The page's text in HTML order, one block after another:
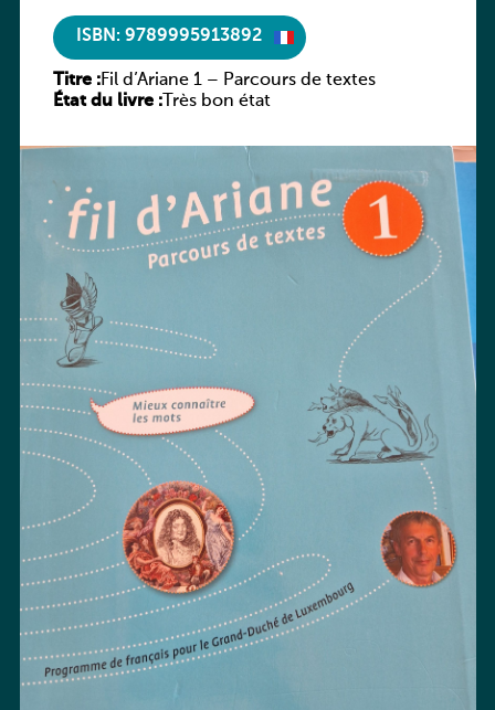
ISBN: 9789995913892
Titre :Fil d’Ariane 1 – Parcours de textes
État du livre :Très bon état